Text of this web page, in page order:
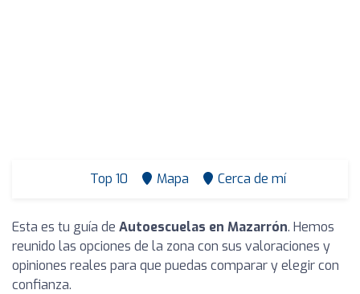
Top 10 Mapa Cerca de mí
Esta es tu guía de Autoescuelas en Mazarrón. Hemos
reunido las opciones de la zona con sus valoraciones y
opiniones reales para que puedas comparar y elegir con
confianza.